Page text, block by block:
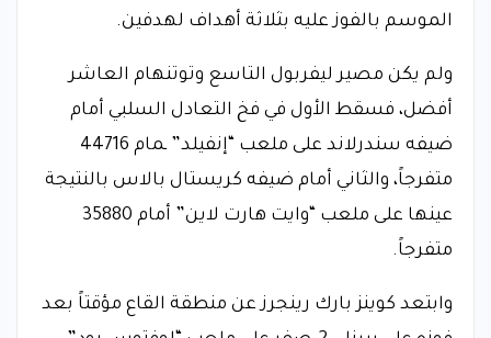
الموسم بالفوز عليه بثلاثة أهداف لهدفين.
ولم يكن مصير ليفربول التاسع وتوتنهام العاشر
أفضل، فسقط الأول في فخ التعادل السلبي أمام
ضيفه سندرلاند على ملعب “إنفيلد” ـمام 44716
متفرجاً، والثاني أمام ضيفه كريستال بالاس بالنتيجة
عينها على ملعب “وايت هارت لاين” أمام 35880
متفرجاً.
وابتعد كوينز بارك رينجرز عن منطقة القاع مؤقتاً بعد